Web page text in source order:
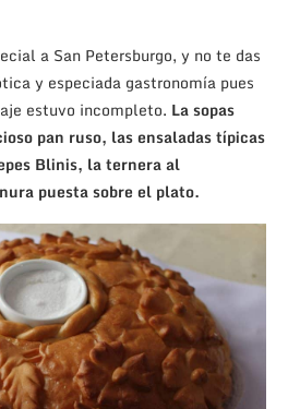
a San Petersburgo, y no te das
y especiada gastronomía pues
estuvo incompleto. La sopas
pan ruso, las ensaladas típicas
Blinis, la ternera al
puesta sobre el plato.